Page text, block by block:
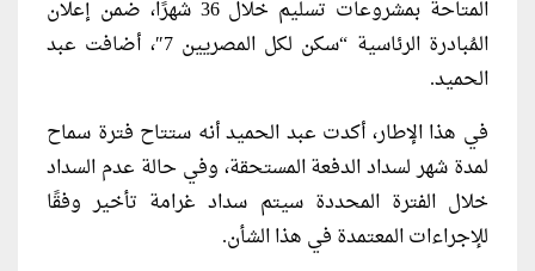
المتاحة بمشروعات تسليم خلال 36 شهرًا، ضمن إعلان
المُبادرة الرئاسية “سكن لكل المصريين 7″، أضافت عبد
الحميد.
في هذا الإطار، أكدت عبد الحميد أنه ستتاح فترة سماح
لمدة شهر لسداد الدفعة المستحقة، وفي حالة عدم السداد
خلال الفترة المحددة سيتم سداد غرامة تأخير وفقًا
للإجراءات المعتمدة في هذا الشأن.